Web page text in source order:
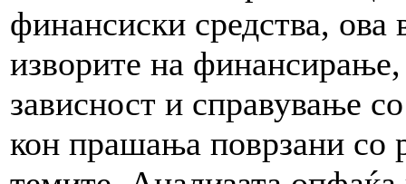
финансиски средства, ова
изворите на
зависност и справување
кон прашања поврзани со